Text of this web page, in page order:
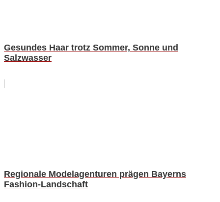
Gesundes Haar trotz Sommer, Sonne und
Salzwasser
Regionale Modelagenturen prägen Bayerns
Fashion-Landschaft